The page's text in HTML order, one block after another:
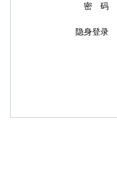
密 码
隐身登录